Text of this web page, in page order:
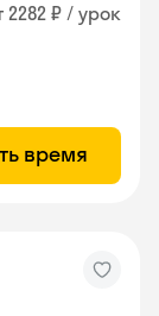
2282 ₽ / урок
время